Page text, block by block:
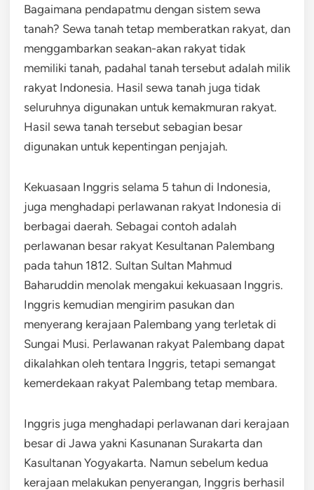
Bagaimana pendapatmu dengan sistem sewa
tanah? Sewa tanah tetap memberatkan rakyat, dan
menggambarkan seakan-akan rakyat tidak
memiliki tanah, padahal tanah tersebut adalah milik
rakyat Indonesia. Hasil sewa tanah juga tidak
seluruhnya digunakan untuk kemakmuran rakyat.
Hasil sewa tanah tersebut sebagian besar
digunakan untuk kepentingan penjajah.
Kekuasaan Inggris selama 5 tahun di Indonesia,
juga menghadapi perlawanan rakyat Indonesia di
berbagai daerah. Sebagai contoh adalah
perlawanan besar rakyat Kesultanan Palembang
pada tahun 1812. Sultan Sultan Mahmud
Baharuddin menolak mengakui kekuasaan Inggris.
Inggris kemudian mengirim pasukan dan
menyerang kerajaan Palembang yang terletak di
Sungai Musi. Perlawanan rakyat Palembang dapat
dikalahkan oleh tentara Inggris, tetapi semangat
kemerdekaan rakyat Palembang tetap membara.
Inggris juga menghadapi perlawanan dari kerajaan
besar di Jawa yakni Kasunanan Surakarta dan
Kasultanan Yogyakarta. Namun sebelum kedua
kerajaan melakukan penyerangan, Inggris berhasil